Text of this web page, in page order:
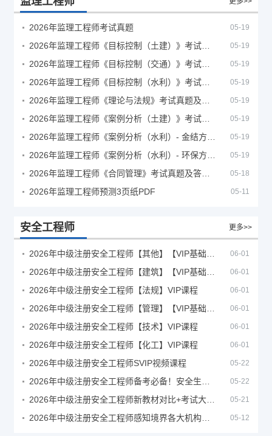
2026年监理工程师考试真题 05-19
05-19
05-19
05-19
05-19
05-19
05-19
05-19
05-18
2026年监理工程师预测3页纸PDF 05-11
安全工程师 更多>>
06-01
06-01
2026年中级注册安全工程师【法规】VIP课程 06-01
06-01
2026年中级注册安全工程师【技术】VIP课程 06-01
2026年中级注册安全工程师【化工】VIP课程 06-01
2026年中级注册安全工程师SVIP视频课程 05-22
05-22
05-21
05-12